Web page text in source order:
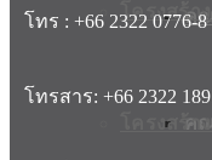
ค
ค
โครงสร้า
โครงสร้
โทร : +66 2322 0776-8
โทรสาร: +66 2322